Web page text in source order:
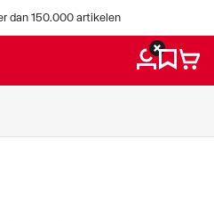
dan 150.000 artikelen